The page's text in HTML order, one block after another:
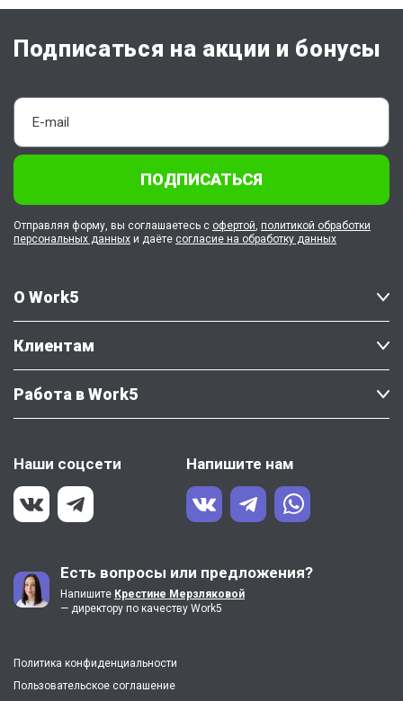
О Work5
Клиентам
Работа в Work5
Наши соцсети Напишите нам
Есть вопросы или предложения?
Напишите Крестине Мерзляковой
— директору по качеству Work5
Политика конфиденциальности
Пользовательское соглашение
Подписаться на акции и бонусы
ПОДПИСАТЬСЯ
Отправляя форму, вы соглашаетесь с офертой, политикой обработки
персональных данных и даёте согласие на обработку данных